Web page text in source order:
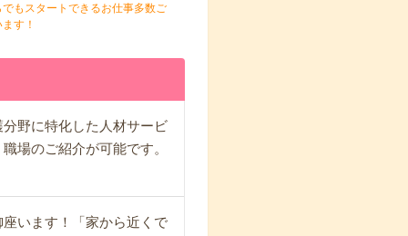
もスタートできるお仕事多数ご
す！
野に特化した人材サービ
場のご紹介が可能です。
います！「家から近くで